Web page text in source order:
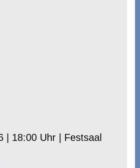
| 18:00 Uhr | Festsaal